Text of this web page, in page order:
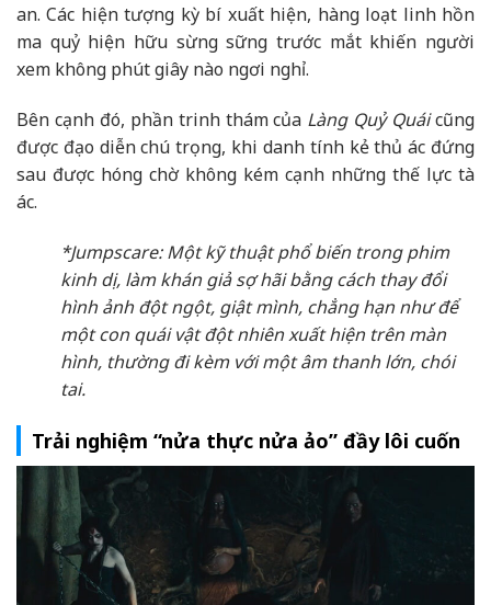
an. Các hiện tượng kỳ bí xuất hiện, hàng loạt linh hồn
ma quỷ hiện hữu sừng sững trước mắt khiến người
xem không phút giây nào ngơi nghỉ.
Bên cạnh đó, phần trinh thám của Làng Quỷ Quáicũng
được đạo diễn chú trọng, khi danh tính kẻ thủ ác đứng
sau được hóng chờ không kém cạnh những thế lực tà
ác.
*Jumpscare: Một kỹ thuật phổ biến trong phim
kinh dị, làm khán giả sợ hãi bằng cách thay đổi
hình ảnh đột ngột, giật mình, chẳng hạn như để
một con quái vật đột nhiên xuất hiện trên màn
hình, thường đi kèm với một âm thanh lớn, chói
tai.
Trải nghiệm “nửa thực nửa ảo” đầy lôi cuốn